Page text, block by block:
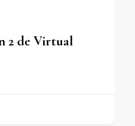
2 de Virtual